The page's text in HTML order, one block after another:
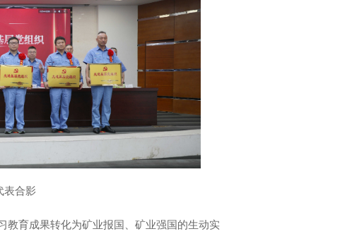
表合影
教育成果转化为矿业报国、矿业强国的生动实